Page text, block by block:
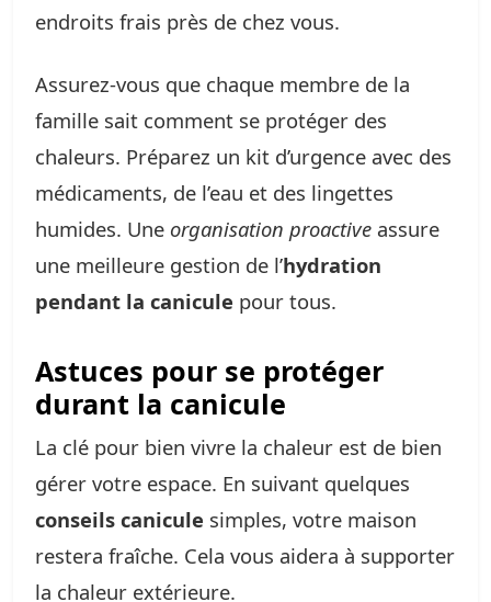
endroits frais près de chez vous.
Assurez-vous que chaque membre de la
famille sait comment se protéger des
chaleurs. Préparez un kit d’urgence avec des
médicaments, de l’eau et des lingettes
humides. Une organisation proactive assure
une meilleure gestion de l’hydration
pendant la canicule pour tous.
Astuces pour se protéger
durant la canicule
La clé pour bien vivre la chaleur est de bien
gérer votre espace. En suivant quelques
conseils canicule simples, votre maison
restera fraîche. Cela vous aidera à supporter
la chaleur extérieure.